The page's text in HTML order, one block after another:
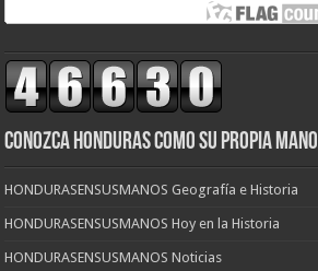
CONOZCA HONDURAS COMO SU PROPIA MANO
HONDURASENSUSMANOS Geografía e Historia
HONDURASENSUSMANOS Hoy en la Historia
HONDURASENSUSMANOS Noticias